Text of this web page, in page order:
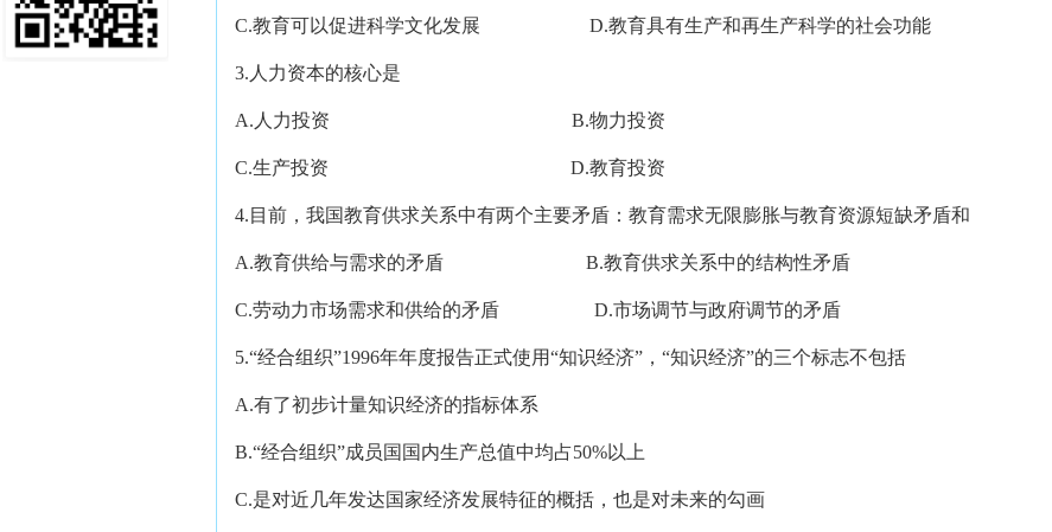
C.教育可以促进科学文化发展 D.教育具有生产和再生产科学的社会功能
3.人力资本的核心是
A.人力投资 B.物力投资
C.生产投资 D.教育投资
4.目前，我国教育供求关系中有两个主要矛盾：教育需求无限膨胀与教育资源短缺矛盾和
A.教育供给与需求的矛盾 B.教育供求关系中的结构性矛盾
C.劳动力市场需求和供给的矛盾 D.市场调节与政府调节的矛盾
5.“经合组织”1996年年度报告正式使用“知识经济”，“知识经济”的三个标志不包括
A.有了初步计量知识经济的指标体系
B.“经合组织”成员国国内生产总值中均占50%以上
C.是对近几年发达国家经济发展特征的概括，也是对未来的勾画